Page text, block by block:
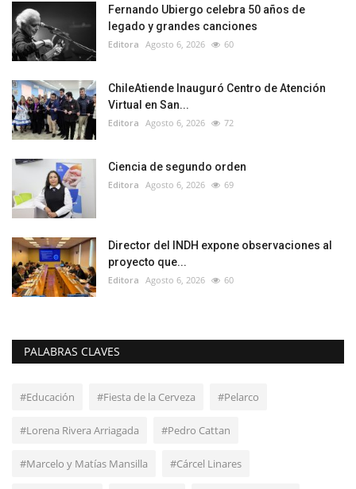
Fernando Ubiergo celebra 50 años de
legado y grandes canciones
Editora Agosto 6, 2026 60
ChileAtiende Inauguró Centro de Atención
Virtual en San...
Editora Agosto 6, 2026 72
Ciencia de segundo orden
Editora Agosto 6, 2026 69
Director del INDH expone observaciones al
proyecto que...
Editora Agosto 6, 2026 60
PALABRAS CLAVES
#Educación #Fiesta de la Cerveza #Pelarco
#Lorena Rivera Arriagada #Pedro Cattan
#Marcelo y Matías Mansilla #Cárcel Linares